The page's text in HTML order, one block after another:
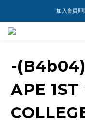
加入會員即
-
APE